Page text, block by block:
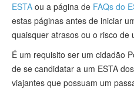
ESTA ou a página de FAQs do
estas páginas antes de iniciar
quaisquer atrasos ou o risco de
É um requisito ser um cidadão
de se candidatar a um ESTA
viajantes que possuam um